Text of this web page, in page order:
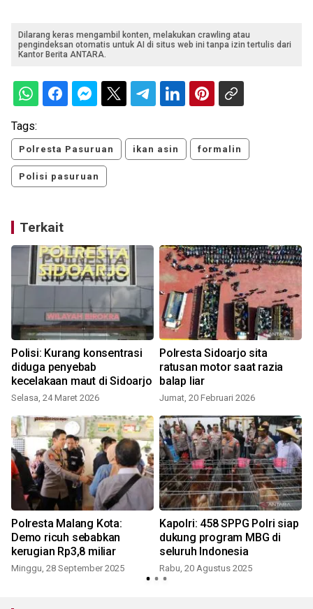
Dilarang keras mengambil konten, melakukan crawling atau
pengindeksan otomatis untuk AI di situs web ini tanpa izin tertulis dari
Kantor Berita ANTARA.
Tags:
Polresta Pasuruan ikan asin formalin
Polisi pasuruan
Terkait
Polisi: Kurang konsentrasi
diduga penyebab
kecelakaan maut di Sidoarjo
Selasa, 24 Maret 2026
Polresta Sidoarjo sita
ratusan motor saat razia
balap liar
Jumat, 20 Februari 2026
Polresta Malang Kota:
Demo ricuh sebabkan
kerugian Rp3,8 miliar
Minggu, 28 September 2025
Kapolri: 458 SPPG Polri siap
dukung program MBG di
seluruh Indonesia
Rabu, 20 Agustus 2025